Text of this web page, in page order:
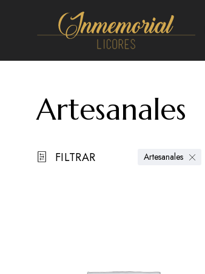
Licores
Artesanales
FILTRAR Artesanales